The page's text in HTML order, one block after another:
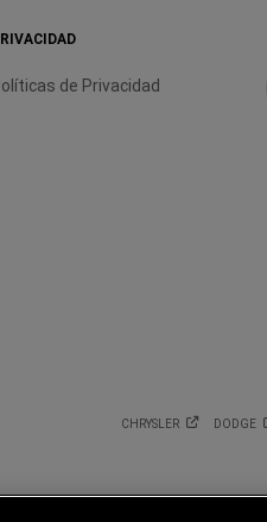
de Privacidad
CHRYSLER DODGE